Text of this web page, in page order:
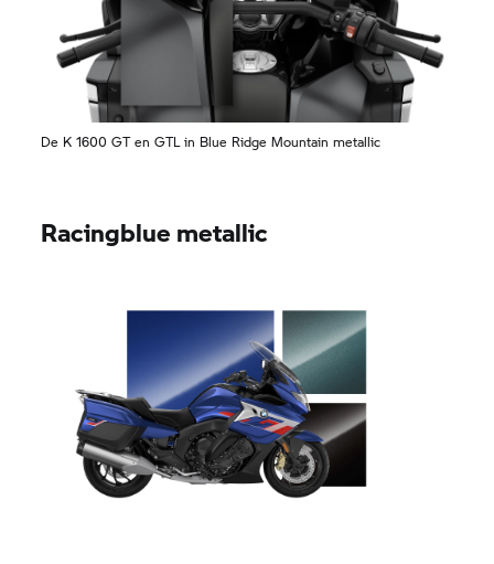
De K 1600 GTen GTL in Blue Ridge Mountain metallic
Racingblue metallic